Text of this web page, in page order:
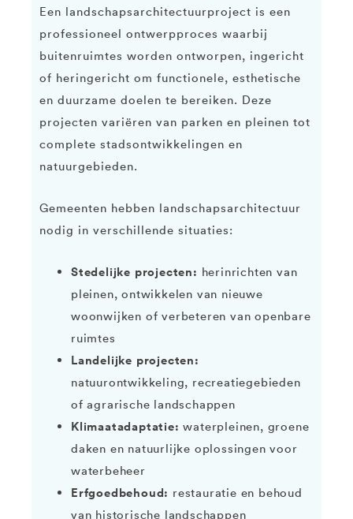
Een landschapsarchitectuurproject is een
professioneel ontwerpproces waarbij
buitenruimtes worden ontworpen, ingericht
of heringericht om functionele, esthetische
en duurzame doelen te bereiken. Deze
projecten variëren van parken en pleinen tot
complete stadsontwikkelingen en
natuurgebieden.
Gemeenten hebben landschapsarchitectuur
nodig in verschillende situaties:
Stedelijke projecten: herinrichten van
pleinen, ontwikkelen van nieuwe
woonwijken of verbeteren van openbare
ruimtes
Landelijke projecten:
natuurontwikkeling, recreatiegebieden
of agrarische landschappen
Klimaatadaptatie: waterpleinen, groene
daken en natuurlijke oplossingen voor
waterbeheer
Erfgoedbehoud: restauratie en behoud
van historische landschappen